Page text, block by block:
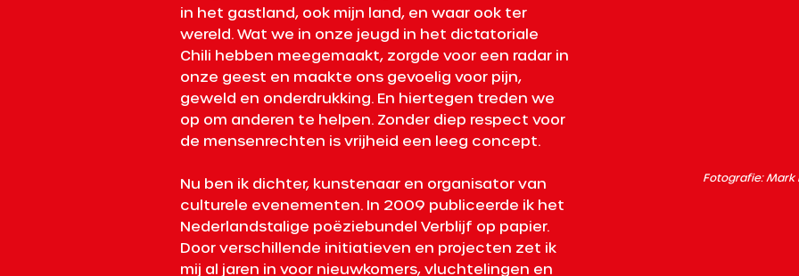
in het gastland, ook mijn land, en waar ook ter
wereld. Wat we in onze jeugd in het dictatoriale
Chili hebben meegemaakt, zorgde voor een radar in
onze geest en maakte ons gevoelig voor pijn,
geweld en onderdrukking. En hiertegen treden we
op om anderen te helpen. Zonder diep respect voor
de mensenrechten is vrijheid een leeg concept.
Nu ben ik dichter, kunstenaar en organisator van
culturele evenementen. In 2009 publiceerde ik het
Nederlandstalige poëziebundel Verblijf op papier.
Door verschillende initiatieven en projecten zet ik
mij al jaren in voor nieuwkomers, vluchtelingen en
Fotografie: Mark